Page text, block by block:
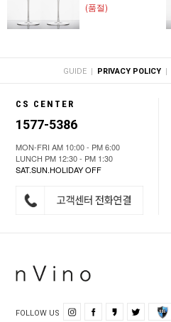
(품절)
GUIDE | PRIVACY POLICY |
CS CENTER
1577-5386
MON-FRI AM 10:00 - PM 6:00
LUNCH PM 12:30 - PM 1:30
SAT.SUN.HOLIDAY OFF
FOLLOW US